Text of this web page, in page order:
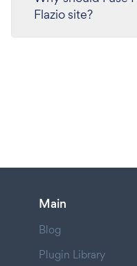
Flazio site?
Main
Blog
Plugin Library